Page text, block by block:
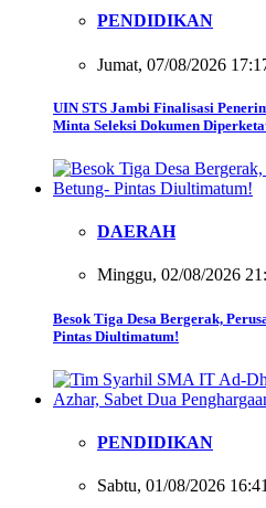
PENDIDIKAN
Jumat, 07/08/2026
UIN STS Jambi Finalisasi
Minta Seleksi Dokumen
DAERAH
Minggu, 02/08/2026
Besok Tiga Desa Bergerak,
Pintas Diultimatum!
PENDIDIKAN
Sabtu, 01/08/2026